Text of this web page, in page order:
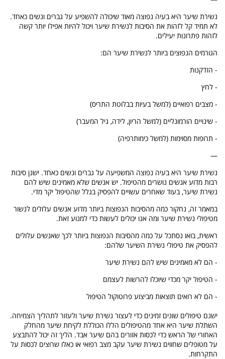
נשירת שיער היא בעיה נפוצה מאוד שיכולה להשפיע על גברים ונשים כאחד.
לא תמיד קל לזהות את הסיבות לנשירת שיער ויכול להיות אפילו יותר קשה
לזהות פתרונות יעילים.
הגורמים הנפוצים ביותר לנשירת שיער הם:
- הזדקנות
- לחץ
- מצבים רפואיים (למשל בעיות בבלוטת התריס)
- שינויים הורמונליים (למשל הריון, לידה, גיל המעבר)
- תרופות מסוימות (למשל כימותרפיה)
—
נשירת שיער היא בעיה נפוצה המשפיעה על גברים ונשים כאחד. ישנן סיבות
רבות מדוע אנשים נושרים מהטיפול. יש אנשים שלא מאמינים שיש להם
נשירת שיער, בעוד שאחרים עשויים להפסיק בגלל שהטיפול יקר מדי.
במאמר זה, נחקור כמה מהסיבות הנפוצות ביותר מדוע אנשים עלולים לנשור
מטיפולי נשירת שיער ומה אנו יכולים לעשות כדי למנוע זאת.
ראשית, בואו נסתכל על כמה מהסיבות הנפוצות ביותר לכך שאנשים עלולים
להפסיק את טיפולי נשירת השיער שלהם:
- הם לא מאמינים שיש להם נשירת שיער
- הטיפול יקר מכדי שיוכלו להרשות לעצמם
- הם לא רואים תוצאות מביצוע פרוטוקול הטיפול
ישנם טיפולים שונים זמינים כדי לעצור נשירת שיער ולעזור לתהליך הצמיחה.
השתלת שיער היא אחד מהטיפולים הללו הכוללת לקיחת שיער מהחלק
האחורי של הראש כדי לכסות אזורים בהם שיער אבד. הליך זה יכול להתבצע
על מטופלים שחווים נשירת שיער עקב מצב רפואי או כאלו שרוצים לכסות על
התקרחות.